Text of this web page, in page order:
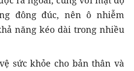
đông đúc, nên ô nhiễm
năng kéo dài trong nhiều
sức khỏe cho bản thân và